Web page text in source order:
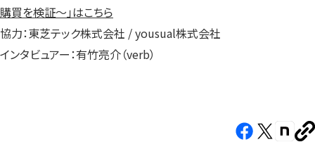
購買を検証～」はこちら
協力：東芝テック株式会社 / yousual株式会社
インタビュアー：有竹亮介（verb）
Facebook（新
X（新 note（新